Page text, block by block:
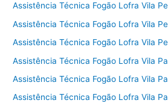
Assistência Técnica Fogão Lofra Vila
Assistência Técnica Fogão Lofra Vila
Assistência Técnica Fogão Lofra Vila
Assistência Técnica Fogão Lofra Vila
Assistência Técnica Fogão Lofra Vila
Assistência Técnica Fogão Lofra Vila